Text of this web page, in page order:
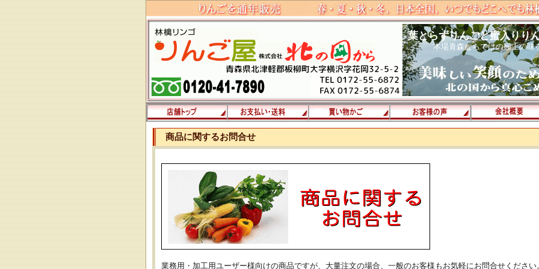
葉とらずりんごと蜜入りり
本場青森ならではの極上の味
商品に関するお問合せ
業務用・加工用ユーザー様向けの商品ですが、大量注文の場合、一般のお客様もお気軽にお問合せください